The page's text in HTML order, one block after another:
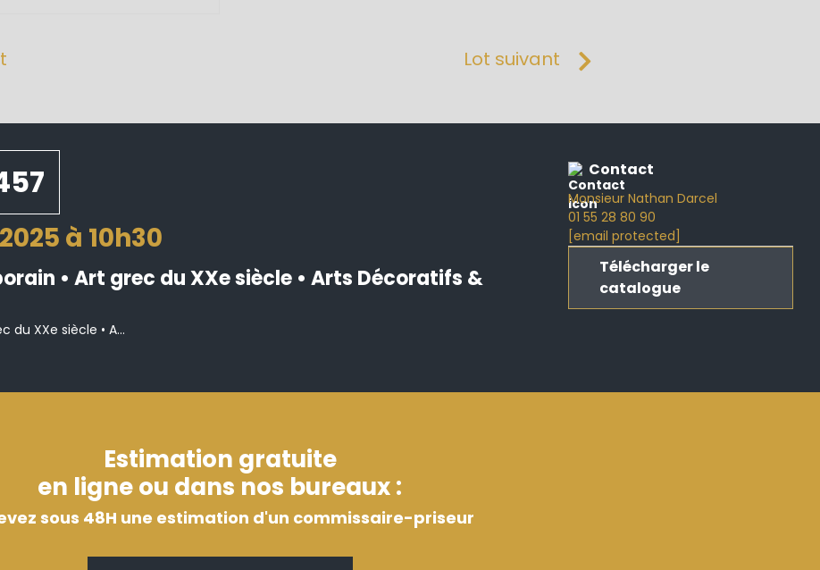
Lot suivant
à 10h30
• Art grec du XXe siècle • Arts Décoratifs &
XXe siècle • A...
Contact
Monsieur Nathan Darcel
01 55 28 80 90
[email protected]
Télécharger le
catalogue
Estimation gratuite
en ligne ou dans nos bureaux :
sous 48H une estimation d'un commissaire-priseur